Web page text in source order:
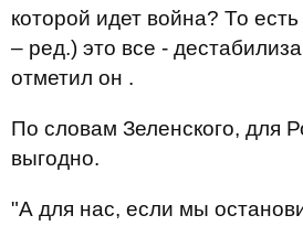
которой идет война? То
– ред.) это все -
отметил он .
По словам Зеленского, для
выгодно.
"А для нас, если мы